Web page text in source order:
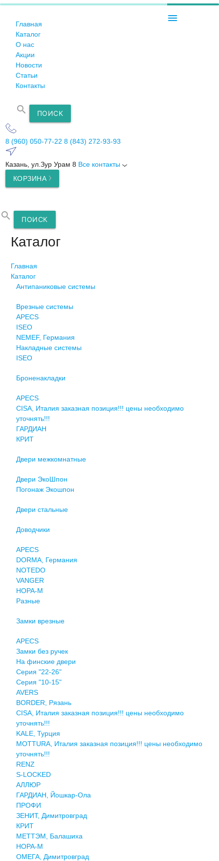
menu
Главная
Каталог
О нас
Акции
Новости
Статьи
Контакты
search ПОИСК
8 (960) 050-77-22 8 (843) 272-93-93
Казань, ул.Зур Урам 8 Все контакты
КОРЗИНА
search ПОИСК
Каталог
Главная
Каталог
Антипаниковые системы
Врезные системы
APECS
ISEO
NEMEF, Германия
Накладные системы
ISEO
Броненакладки
APECS
CISA, Италия заказная позиция!!! цены необходимо
уточнять!!!
ГАРДИАН
КРИТ
Двери межкомнатные
Двери ЭкоШпон
Погонаж Экошпон
Двери стальные
Доводчики
APECS
DORMA, Германия
NOTEDO
VANGER
НОРА-М
Разные
Замки врезные
APECS
Замки без ручек
На финские двери
Серия "22-26"
Серия "10-15"
AVERS
BORDER, Рязань
CISA, Италия заказная позиция!!! цены необходимо
уточнять!!!
KALE, Турция
MOTTURA, Италия заказная позиция!!! цены необходимо
уточнять!!!
RENZ
S-LOCKED
АЛЛЮР
ГАРДИАН, Йошкар-Ола
ПРОФИ
ЗЕНИТ, Димитровград
КРИТ
МЕТТЭМ, Балашиха
НОРА-М
ОМЕГА, Димитровград